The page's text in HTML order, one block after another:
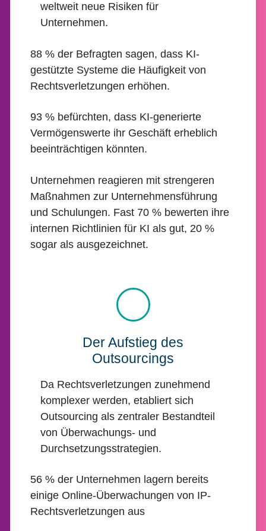
weltweit neue Risiken für
Unternehmen.
88 % der Befragten sagen, dass KI-
gestützte Systeme die Häufigkeit von
Rechtsverletzungen erhöhen.
93 % befürchten, dass KI-generierte
Vermögenswerte ihr Geschäft erheblich
beeinträchtigen könnten.
Unternehmen reagieren mit strengeren
Maßnahmen zur Unternehmensführung
und Schulungen. Fast 70 % bewerten ihre
internen Richtlinien für KI als gut, 20 %
sogar als ausgezeichnet.
Der Aufstieg des
Outsourcings
Da Rechtsverletzungen zunehmend
komplexer werden, etabliert sich
Outsourcing als zentraler Bestandteil
von Überwachungs- und
Durchsetzungsstrategien.
56 % der Unternehmen lagern bereits
einige Online-Überwachungen von IP-
Rechtsverletzungen aus